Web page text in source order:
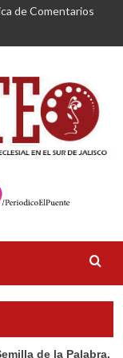
de Comentarios
Palabra, Domingo